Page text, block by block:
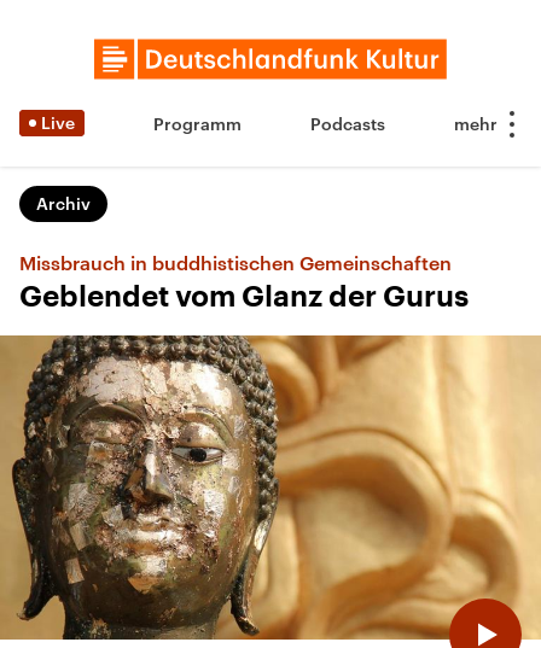
Live Programm Podcasts
Archiv
Missbrauch in buddhistischen Gemeinschaften
Geblendet vom Glanz der Gurus